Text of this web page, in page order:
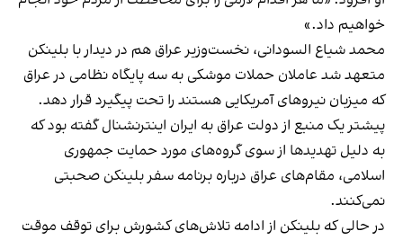
خواهیم داد.»
محمد شیاع السودانی، نخست‌وزیر عراق هم در دیدار با بلینکن
متعهد شد عاملان حملات موشکی به سه پایگاه نظامی در عراق
که میزبان نیروهای آمریکایی هستند را تحت پیگیرد قرار دهد.
پیشتر یک منبع از دولت عراق به ایران اینترنشنال گفته بود که
به دلیل تهدیدها از سوی گروه‌های مورد حمایت جمهوری
اسلامی، مقام‌های عراق درباره برنامه سفر بلینکن صحبتی
نمی‌کنند.
در حالی که بلینکن از ادامه تلاش‌های کشورش برای توقف موقت